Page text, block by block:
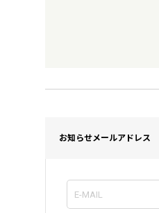
お知らせメールアドレス